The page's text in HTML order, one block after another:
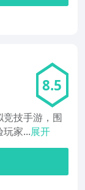
8.5
技手游，围
家...展开